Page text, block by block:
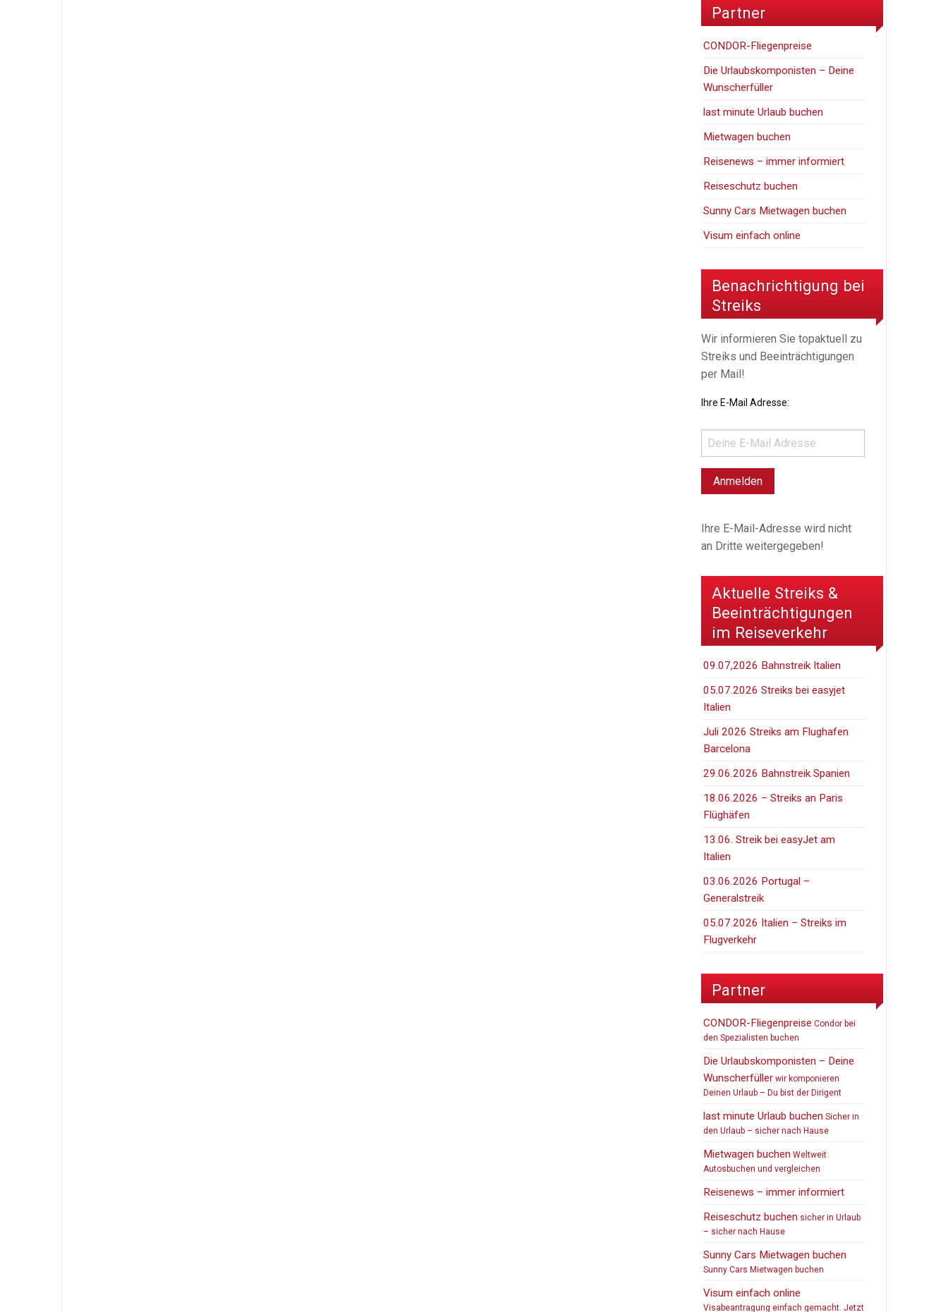
Partner
CONDOR-Fliegenpreise
Die Urlaubskomponisten – Deine
Wunscherfüller
last minute Urlaub buchen
Mietwagen buchen
Reisenews – immer informiert
Reiseschutz buchen
Sunny Cars Mietwagen buchen
Visum einfach online
Benachrichtigung bei
Streiks
Wir informieren Sie topaktuell zu
Streiks und Beeinträchtigungen
per Mail!
Ihre E-Mail Adresse:
Ihre E-Mail-Adresse wird nicht
an Dritte weitergegeben!
Aktuelle Streiks &
Beeinträchtigungen
im Reiseverkehr
09.07,2026 Bahnstreik Italien
05.07.2026 Streiks bei easyjet
Italien
Juli 2026 Streiks am Flughafen
Barcelona
29.06.2026 Bahnstreik Spanien
18.06.2026 – Streiks an Paris
Flüghäfen
13.06. Streik bei easyJet am
Italien
03.06.2026 Portugal –
Generalstreik
05.07.2026 Italien – Streiks im
Flugverkehr
Partner
CONDOR-Fliegenpreise Condor bei
den Spezialisten buchen
Die Urlaubskomponisten – Deine
Wunscherfüller wir komponieren
Deinen Urlaub – Du bist der Dirigent
last minute Urlaub buchen Sicher in
den Urlaub – sicher nach Hause
Mietwagen buchen Weltweit
Autosbuchen und vergleichen
Reisenews – immer informiert
Reiseschutz buchen sicher in Urlaub
– sicher nach Hause
Sunny Cars Mietwagen buchen
Sunny Cars Mietwagen buchen
Visum einfach online
Visabeantragung einfach gemacht. Jetzt